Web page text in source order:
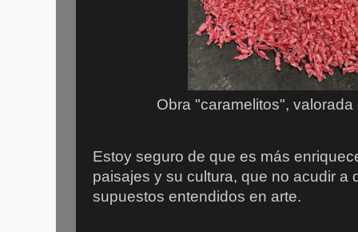
Obra "caramelitos",
Estoy seguro de que es más
paisajes y su cultura, que no acudir a
supuestos entendidos en arte.